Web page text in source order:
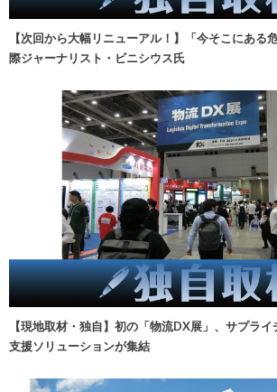
【次回から大幅リニューアル！】「今そこにあ
際ジャーナリスト・ビニシウス氏
【現地取材・独自】初の「物流DX展」、サプラ
支援ソリューションが集結